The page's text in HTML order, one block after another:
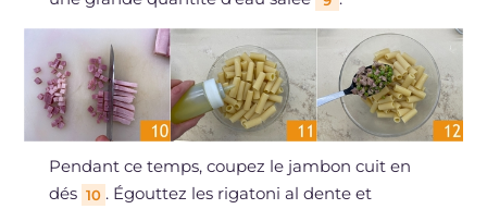
Pendant ce temps, coupez le jambon cuit en
dés 10 . Égouttez les rigatoni al dente et